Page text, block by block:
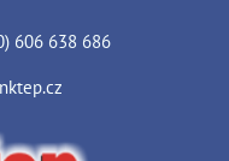
606 638 686